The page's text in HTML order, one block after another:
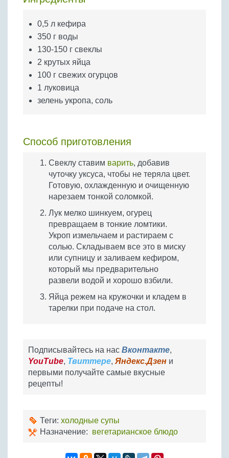
Бобовые
Яйца
Крупы
0,5 л кефира
350 г воды
130-150 г свеклы
2 крутых яйца
100 г свежих огурцов
1 луковица
зелень укропа, соль
Способ приготовления
Свеклу ставим варить, добавив
чуточку уксуса, чтобы не теряла цвет.
Готовую, охлажденную и очищенную
нарезаем тонкой соломкой.
Лук мелко шинкуем, огурец
превращаем в тонкие ломтики.
Укроп измельчаем и растираем с
солью. Складываем все это в миску
или супницу и заливаем кефиром,
который мы предварительно
развели водой и хорошо взбили.
Яйца режем на кружочки и кладем в
тарелки при подаче на стол.
Подписывайтесь на нас Вконтакте,
YouTube, Твиттере, Яндекс.Дзен и
первыми получайте самые вкусные
рецепты!
Теги: холодные супы
Назначение: вегетарианское блюдо